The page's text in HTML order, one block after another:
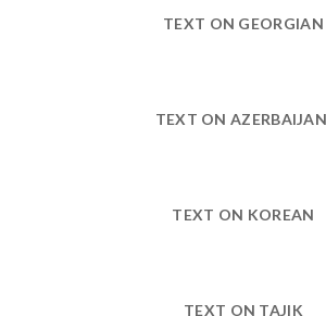
TEXT ON GEORGIAN
TEXT ON
TEXT ON KOREAN
TEXT ON TAJIK